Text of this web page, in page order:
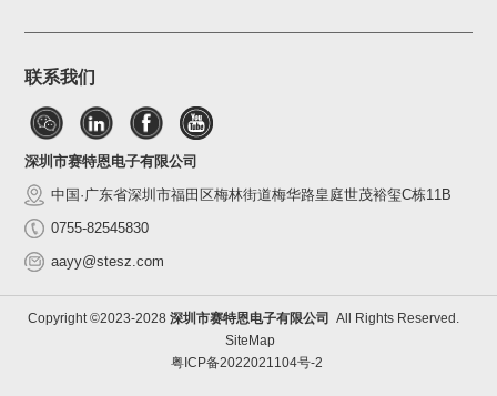
联系我们
深圳市赛特恩电子有限公司
中国·广东省深圳市福田区梅林街道梅华路皇庭世茂裕玺C栋11B
0755-82545830
aayy@stesz.com
Copyright ©2023-2028 深圳市赛特恩电子有限公司 All Rights Reserved.
SiteMap
粤ICP备2022021104号-2